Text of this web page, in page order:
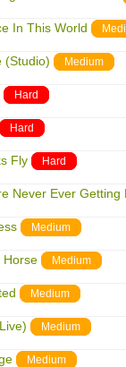
In This World
(Studio) Medium
Hard
Hard
Fly Hard
Never Ever Getting
Medium
Horse Medium
Medium
Medium
Medium